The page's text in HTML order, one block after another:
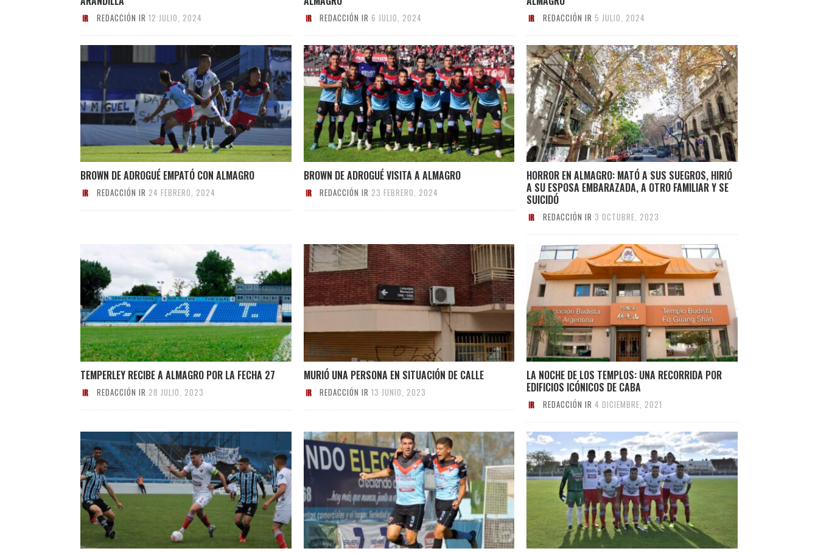
REDACCIÓN IR 12 JULIO, 2024 REDACCIÓN IR 6 JULIO, 2024 REDACCIÓN IR 5 JULIO, 2024
BROWN DE ADROGUÉ EMPATÓ CON ALMAGRO
REDACCIÓN IR 24 FEBRERO, 2024
BROWN DE ADROGUÉ VISITA A ALMAGRO
REDACCIÓN IR 23 FEBRERO, 2024
HORROR EN ALMAGRO: MATÓ A SUS SUEGROS, HIRIÓ
A SU ESPOSA EMBARAZADA, A OTRO FAMILIAR Y SE
SUICIDÓ
REDACCIÓN IR 3 OCTUBRE, 2023
TEMPERLEY RECIBE A ALMAGRO POR LA FECHA 27
REDACCIÓN IR 28 JULIO, 2023
MURIÓ UNA PERSONA EN SITUACIÓN DE CALLE
REDACCIÓN IR 13 JUNIO, 2023
LA NOCHE DE LOS TEMPLOS: UNA RECORRIDA POR
EDIFICIOS ICÓNICOS DE CABA
REDACCIÓN IR 4 DICIEMBRE, 2021